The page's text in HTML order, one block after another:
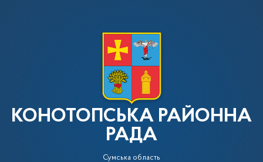
КОНОТОПСЬКА РАЙОННА
РАДА
Сумська область